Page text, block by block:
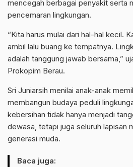
mencegah berbagai penyakit serta
pencemaran lingkungan.
“Kita harus mulai dari hal-hal kecil.
ambil lalu buang ke tempatnya.
adalah tanggung jawab bersama,”
Prokopim Berau.
Sri Juniarsih menilai anak-anak
membangun budaya peduli
kebersihan tidak hanya menjadi
dewasa, tetapi juga seluruh lapisan
generasi muda.
Baca juga: